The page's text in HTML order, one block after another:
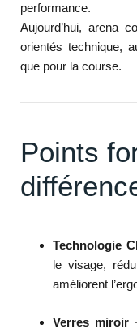
performance.
Aujourd’hui, arena
orientés technique,
que pour la course.
Points
Technologie
le visage,
améliorent
Verres miroir